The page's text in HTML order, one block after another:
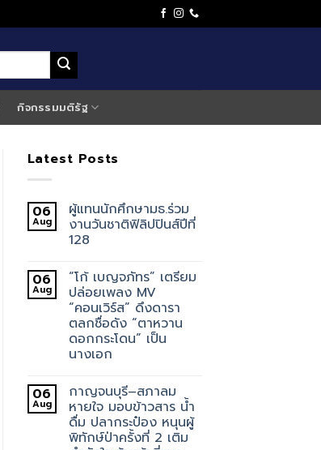
กิจกรรมมติรัฐ
Latest Posts
06
Aug
ผู้แทนนักศึกษามธ.ร่วม
งานวันชาติฟิลิปปินส์ปีที่
128
06
Aug
“โก้ เบญจภัทร” เตรียม
ปล่อยเพลง MV
“คอนเวิร์ส” ดึงดารา
ตลกชื่อดัง “ตาหวาน
ดอกกระโดน” เป็น
นางเอก
06
Aug
กาญจนบุรี–สภาลม
หายใจ มอบข้าวสาร น้ำ
ดื่ม ปลากระป๋อง หนุนผู้
พิทักษ์ป่าครั้งที่ 2 เติม